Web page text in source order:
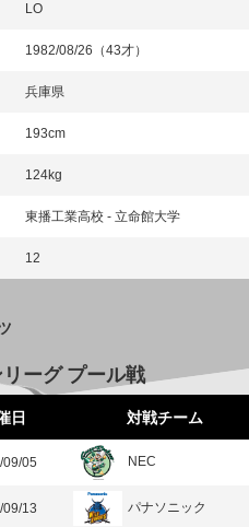
LO
1982/08/26（43才）
兵庫県
193cm
124kg
東播工業高校 - 立命館大学
12
ーグ プール戦
日 対戦チーム
05 NEC
13 パナソニック